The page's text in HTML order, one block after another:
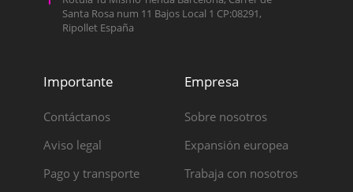
Santa Rosa num 11 Bajos Local 1 CP:08291,
Ripollet España
Importante
Contáctanos
Aviso legal
Pago y transporte
Empresa
Sobre nosotros
Expansión europea
Trabaja con nosotros